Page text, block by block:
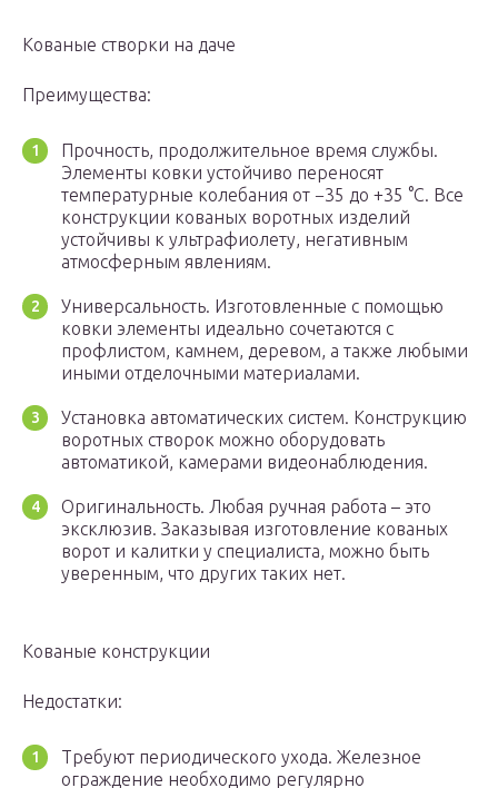
Кованые створки на даче
Преимущества:
Прочность, продолжительное время службы.
Элементы ковки устойчиво переносят
температурные колебания от −35 до +35 °C. Все
конструкции кованых воротных изделий
устойчивы к ультрафиолету, негативным
атмосферным явлениям.
Универсальность. Изготовленные с помощью
ковки элементы идеально сочетаются с
профлистом, камнем, деревом, а также любыми
иными отделочными материалами.
Установка автоматических систем. Конструкцию
воротных створок можно оборудовать
автоматикой, камерами видеонаблюдения.
Оригинальность. Любая ручная работа – это
эксклюзив. Заказывая изготовление кованых
ворот и калитки у специалиста, можно быть
уверенным, что других таких нет.
Кованые конструкции
Недостатки:
Требуют периодического ухода. Железное
ограждение необходимо регулярно